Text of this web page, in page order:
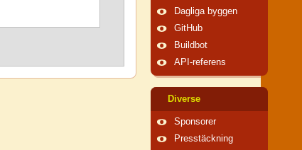
Dagliga byggen
GitHub
Buildbot
API-referens
Diverse
Sponsorer
Presstäckning